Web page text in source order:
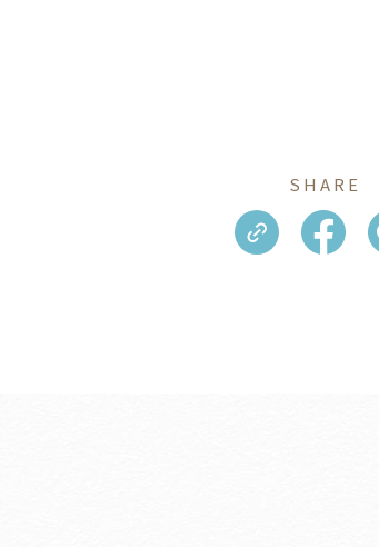
SHARE